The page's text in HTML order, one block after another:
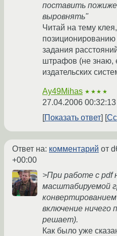
поставить
выровнять"
Читай на тему
задания
штрафов (не знаю,
издательских
Ay49Mihas ★★★★
27.04.2006
Показать ответ
Ответ на: комментарий от
+00:00
>При работе с pdf
масштабируемой
включение ничего
решает).
Как было уже